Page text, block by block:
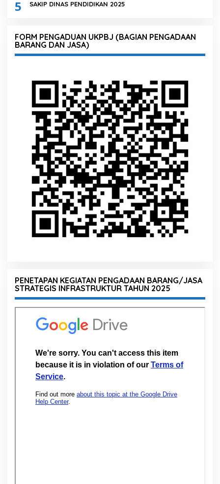
5 SAKIP DINAS PENDIDIKAN 2025
FORM PENGADUAN UKPBJ (BAGIAN PENGADAAN
BARANG DAN JASA)
PENETAPAN KEGIATAN PENGADAAN BARANG/JASA
STRATEGIS INFRASTRUKTUR TAHUN 2025